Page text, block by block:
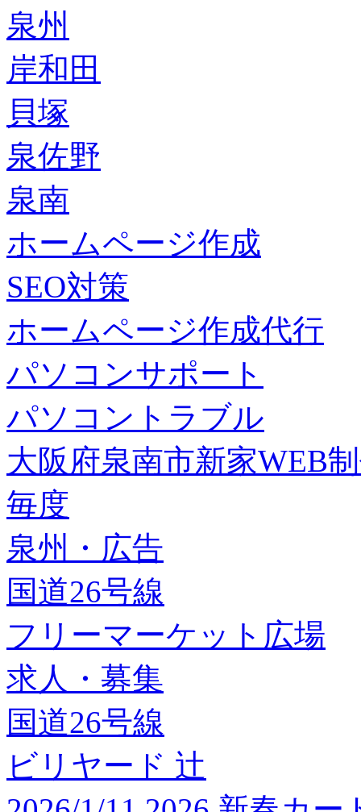
泉州
岸和田
貝塚
泉佐野
泉南
ホームページ作成
SEO対策
ホームページ作成代行
パソコンサポート
パソコントラブル
大阪府泉南市新家WEB
毎度
泉州・広告
国道26号線
フリーマーケット広場
求人・募集
国道26号線
ビリヤード 辻